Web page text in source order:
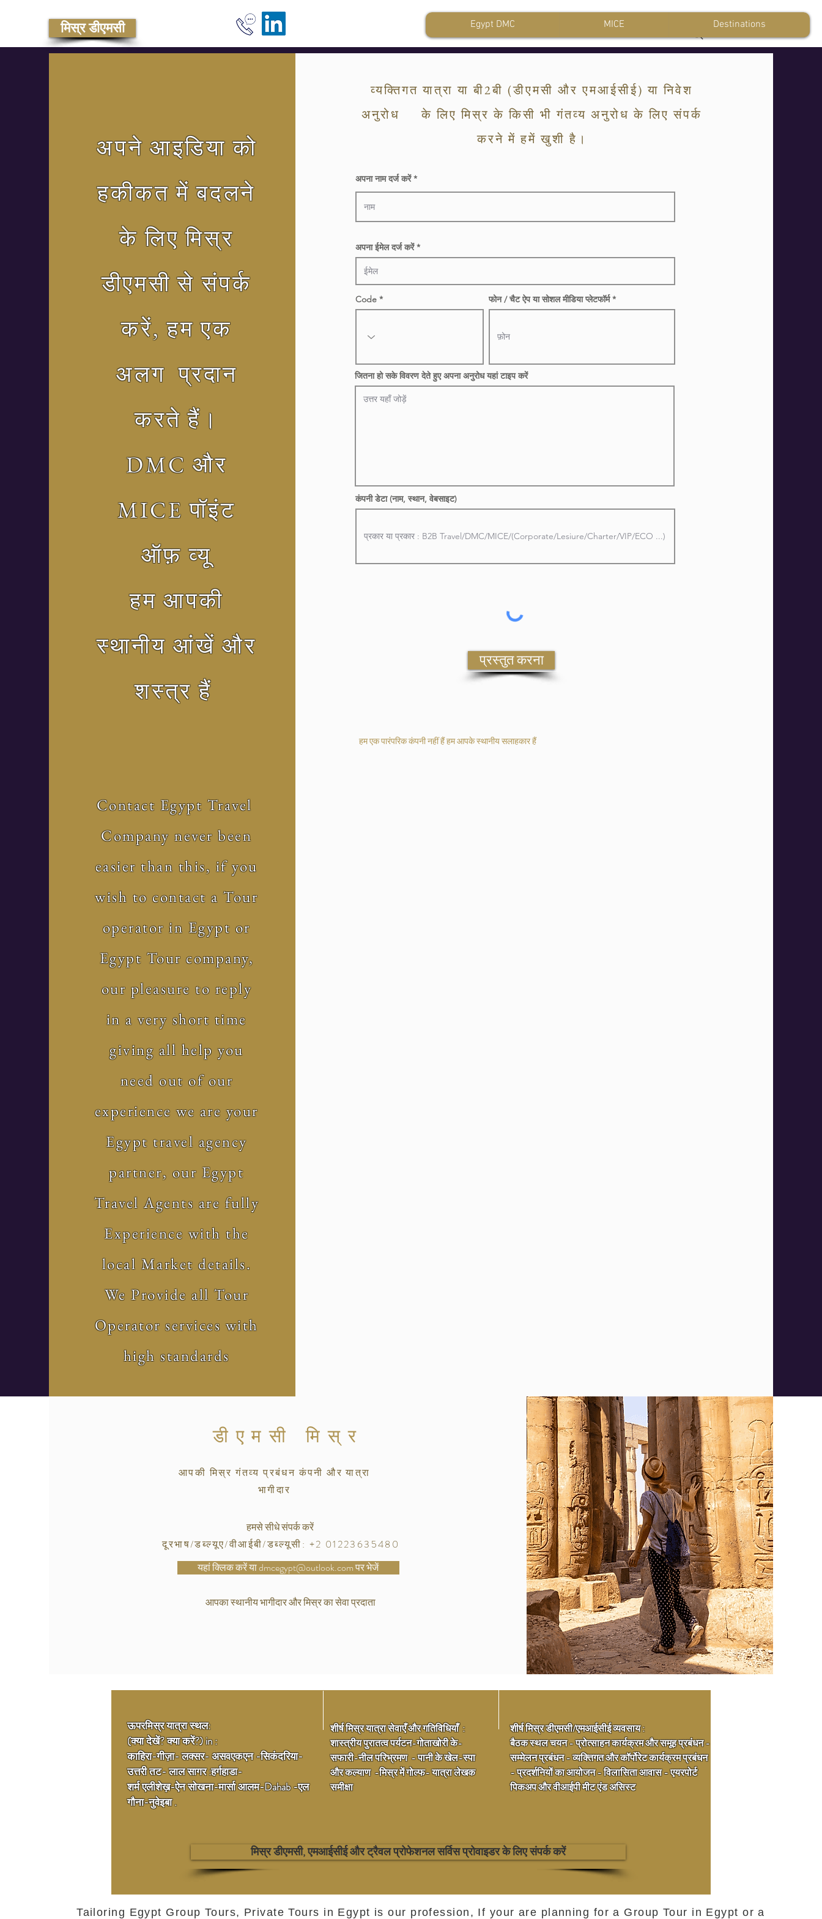
मिस्र डीएमसी Egypt DMC MICE Destinations
अपने आइडिया को
हकीकत में बदलने
के लिए मिस्र
डीएमसी से संपर्क
करें, हम एक
अलग प्रदान
करते हैं।
DMC और
MICE पॉइंट
ऑफ़ व्यू
हम आपकी
स्थानीय आंखें और
शस्त्र हैं
Contact Egypt Travel
Company never been
easier than this, if you
wish to contact a Tour
operator in Egypt or
Egypt Tour company,
our pleasure to reply
in a very short time
giving all help you
need out of our
experience we are your
Egypt travel agency
partner, our Egypt
Travel Agents are fully
Experience with the
local Market details.
We Provide all Tour
Operator services with
high standards
व्यक्तिगत यात्रा या बी2बी (डीएमसी और एमआईसीई) या निवेश
अनुरोध के लिए मिस्र के किसी भी गंतव्य अनुरोध के लिए संपर्क
करने में हमें खुशी है।
अपना नाम दर्ज करें
अपना ईमेल दर्ज करें
Code फोन / चैट ऐप या सोशल मीडिया प्लेटफॉर्म
जितना हो सके विवरण देते हुए अपना अनुरोध यहां टाइप करें
कंपनी डेटा (नाम, स्थान, वेबसाइट)
प्रस्तुत करना
हम एक पारंपरिक कंपनी नहीं हैं हम आपके स्थानीय सलाहकार हैं
डीएमसी मिस्र
आपकी मिस्र गंतव्य प्रबंधन कंपनी और यात्रा
भागीदार
हमसे सीधे संपर्क करें
दूरभाष/डब्ल्यूए/वीआईबी/डब्ल्यूसी: +2 01223635480
यहां क्लिक करें या dmcegypt@outlook.com पर भेजें
आपका स्थानीय भागीदार और मिस्र का सेवा प्रदाता
ऊपरमिस्र यात्रा स्थल:
(क्या देखें? क्या करें?) in :
काहिरा-गीज़ा-लक्सर- असवएकएन -सिकंदरिया-
उत्तरी तट- लाल सागर :हर्गहाडा-
शर्म एलीशेख़-ऐन सोखना-मार्सा आलम-Dahab-एल
गौना-नुवेइबा.
शीर्ष मिस्र यात्रा सेवाएँ और गतिविधियाँ :
शास्त्रीय पुरातत्व पर्यटन-गोताखोरी के-
सफारी-नील परिभ्रमण-पानी के खेल-स्पा
और कल्याण-मिस्र में गोल्फ-यात्रा लेखक
समीक्षा
शीर्ष मिस्र डीएमसी/एमआईसीई व्यवसाय :
बैठक स्थल चयन - प्रोत्साहन कार्यक्रम और समूह प्रबंधन -
सम्मेलन प्रबंधन - व्यक्तिगत और कॉर्पोरेट कार्यक्रम प्रबंधन
- प्रदर्शनियों का आयोजन - विलासिताआवास - एयरपोर्ट
पिकअप और वीआईपी मीट एंड असिस्ट
मिस्र डीएमसी, एमआईसीई और ट्रैवल प्रोफेशनल सर्विस प्रोवाइडर के लिए संपर्क करें
Tailoring Egypt Group Tours, Private Tours in Egypt is our profession, If your are planning for a Group Tour in Egypt or a